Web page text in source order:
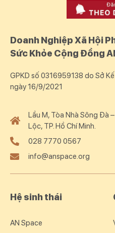
Doanh Nghiệp Xã Hội
Sức Khỏe Cộng Đồng
GPKD số 0316959138 do Sở
ngày 16/9/2021
Lầu M, Tòa Nhà Sông Đà
Lộc, TP. Hồ Chí Minh.
028 7770 0567
info@anspace.org
Hệ sinh thái
AN Space